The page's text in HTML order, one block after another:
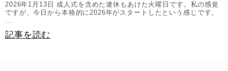
2026年1月13日 成人式を含めた連休もあけた火曜日です。私の感覚
ですが、今日から本格的に2026年がスタートしたという感じです。
...
記事を読む